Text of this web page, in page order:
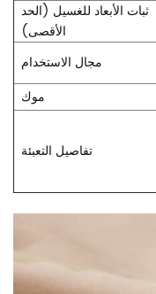
ثبات الأبعاد للغسيل (الحد
الأقصى)
مجال الاستخدام
موك
تفاصيل التعبئة